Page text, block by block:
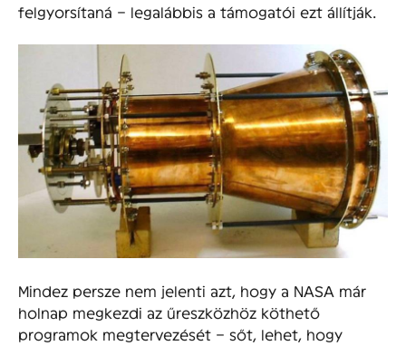
felgyorsítaná – legalábbis a támogatói ezt állítják.
Mindez persze nem jelenti azt, hogy a NASA már
holnap megkezdi az űreszközhöz köthető
programok megtervezését – sőt, lehet, hogy